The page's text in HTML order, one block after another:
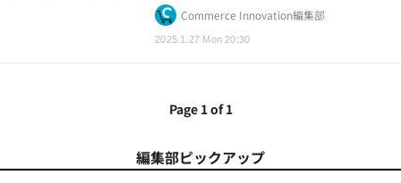
2025.1.27 Mon 20:30
Commerce Innovation編集部
Page 1 of 1
編集部ピックアップ